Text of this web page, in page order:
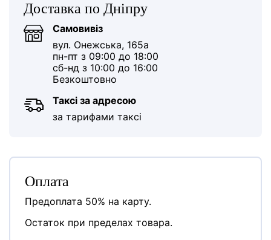
Доставка по Дніпру
Самовивіз
вул. Онежська, 165а
пн-пт з 09:00 до 18:00
сб-нд з 10:00 до 16:00
Безкоштовно
Таксі за адресою
за тарифами таксі
Оплата
Предоплата 50% на карту.
Остаток при пределах товара.